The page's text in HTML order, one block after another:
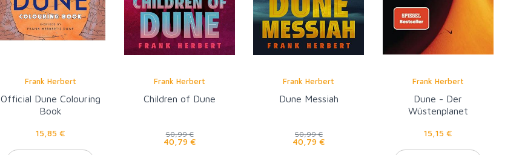
Frank Herbert
Official Dune Colouring
Book
15,85 €
Frank Herbert
Children of Dune
50,99 €
40,79 €
Frank Herbert
Dune Messiah
50,99 €
40,79 €
Frank Herbert
Dune - Der
Wüstenplanet
15,15 €